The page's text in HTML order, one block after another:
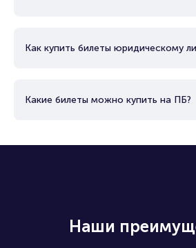
Как купить билеты юридическому
Какие билеты можно купить на ПБ?
Наши